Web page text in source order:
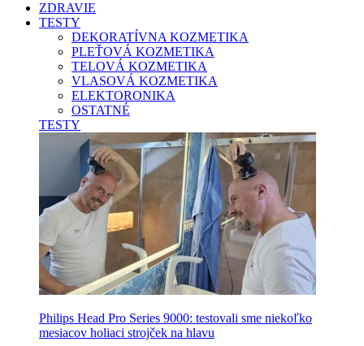
ZDRAVIE
TESTY
DEKORATÍVNA KOZMETIKA
PLEŤOVÁ KOZMETIKA
TELOVÁ KOZMETIKA
VLASOVÁ KOZMETIKA
ELEKTORONIKA
OSTATNÉ
TESTY
Philips Head Pro Series 9000: testovali sme niekoľko
mesiacov holiaci strojček na hlavu